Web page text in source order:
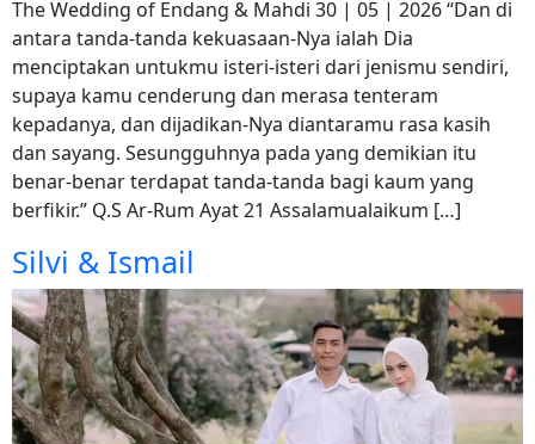
The Wedding of Endang & Mahdi 30 | 05 | 2026 “Dan di
antara tanda-tanda kekuasaan-Nya ialah Dia
menciptakan untukmu isteri-isteri dari jenismu sendiri,
supaya kamu cenderung dan merasa tenteram
kepadanya, dan dijadikan-Nya diantaramu rasa kasih
dan sayang. Sesungguhnya pada yang demikian itu
benar-benar terdapat tanda-tanda bagi kaum yang
berfikir.” Q.S Ar-Rum Ayat 21 Assalamualaikum […]
Silvi & Ismail